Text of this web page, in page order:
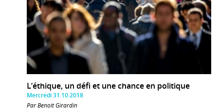
L’éthique, un défi et une chance en politique
Mercredi 31.10.2018
Par Benoît Girardin